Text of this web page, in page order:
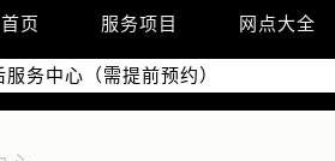
首页 服务项目 网点大全
室（需提前预约）
后服务中心（需提前预约）
务中心（需提前预约）